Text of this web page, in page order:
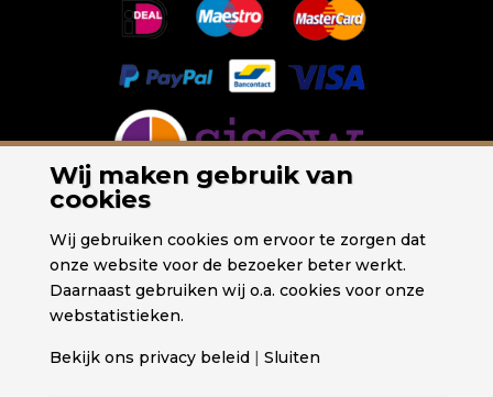
Wij maken gebruik van
cookies
Wij gebruiken cookies om ervoor te zorgen dat
onze website voor de bezoeker beter werkt.
Daarnaast gebruiken wij o.a. cookies voor onze
webstatistieken.
Bekijk ons privacy beleid | Sluiten